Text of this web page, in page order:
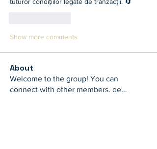
Show more comments
About
Welcome to the group! You can
connect with other members, ge...